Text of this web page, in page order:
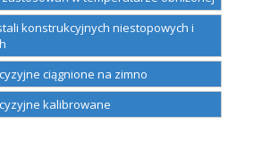
konstrukcyjnych niestopowych i
ciągnione na zimno
kalibrowane